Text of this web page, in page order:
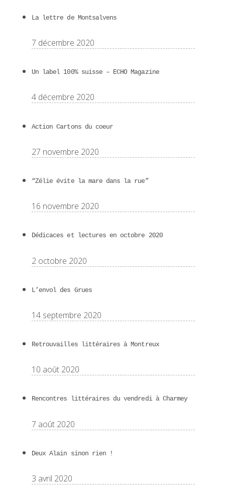
La lettre de Montsalvens
7 décembre 2020
Un label 100% suisse – ECHO Magazine
4 décembre 2020
Action Cartons du coeur
27 novembre 2020
“Zélie évite la mare dans la rue”
16 novembre 2020
Dédicaces et lectures en octobre 2020
2 octobre 2020
L’envol des Grues
14 septembre 2020
Retrouvailles littéraires à Montreux
10 août 2020
Rencontres littéraires du vendredi à Charmey
7 août 2020
Deux Alain sinon rien !
3 avril 2020